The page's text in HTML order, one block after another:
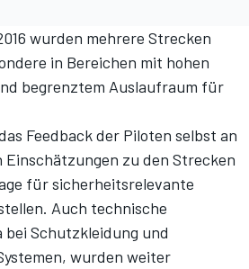
wurden mehrere Strecken
in Bereichen mit hohen
begrenztem Auslaufraum für
Feedback der Piloten selbst an
Einschätzungen zu den Strecken
für sicherheitsrelevante
Auch technische
Schutzkleidung und
wurden weiter